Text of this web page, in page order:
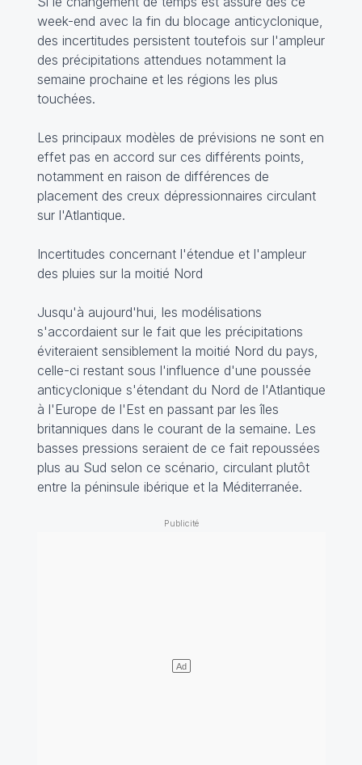
week-end avec la fin du blocage anticyclonique,
des incertitudes persistent toutefois sur l'ampleur
des précipitations attendues notamment la
semaine prochaine et les régions les plus
touchées.
Les principaux modèles de prévisions ne sont en
effet pas en accord sur ces différents points,
notamment en raison de différences de
placement des creux dépressionnaires circulant
sur l'Atlantique.
Incertitudes concernant l'étendue et l'ampleur
des pluies sur la moitié Nord
Jusqu'à aujourd'hui, les modélisations
s'accordaient sur le fait que les précipitations
éviteraient sensiblement la moitié Nord du pays,
celle-ci restant sous l'influence d'une poussée
anticyclonique s'étendant du Nord de l'Atlantique
à l'Europe de l'Est en passant par les îles
britanniques dans le courant de la semaine. Les
basses pressions seraient de ce fait repoussées
plus au Sud selon ce scénario, circulant plutôt
entre la péninsule ibérique et la Méditerranée.